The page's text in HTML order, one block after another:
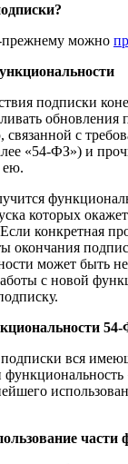
можно
подписки
с
«54-ФЗ») и
ею.
которых
конкретная
окончания
может быть
с новой
вся
части